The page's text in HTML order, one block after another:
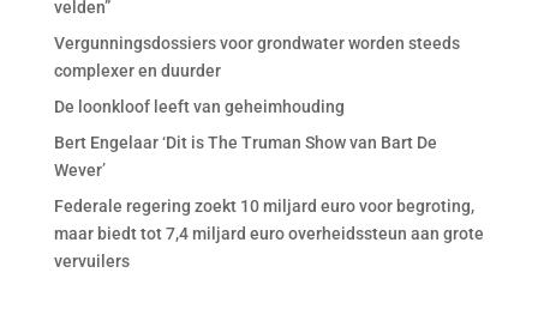
velden”
Vergunningsdossiers voor grondwater worden steeds
complexer en duurder
De loonkloof leeft van geheimhouding
Bert Engelaar ‘Dit is The Truman Show van Bart De
Wever’
Federale regering zoekt 10 miljard euro voor begroting,
maar biedt tot 7,4 miljard euro overheidssteun aan grote
vervuilers